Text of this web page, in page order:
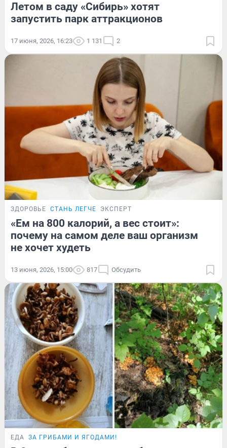
Летом в саду «Сибирь» хотят
запустить парк аттракционов
17 июня, 2026, 16:23 1 131 2
ЗДОРОВЬЕ СТАНЬ ЛЕГЧЕ ЭКСПЕРТ
«Ем на 800 калорий, а вес стоит»:
почему на самом деле ваш организм
не хочет худеть
13 июня, 2026, 15:00 817 Обсудить
ЕДА ЗА ГРИБАМИ И ЯГОДАМИ!